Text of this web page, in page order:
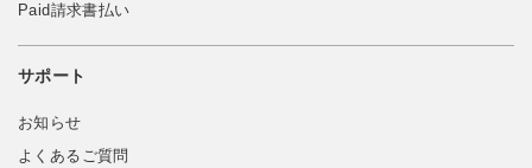
Paid請求書払い
サポート
お知らせ
よくあるご質問